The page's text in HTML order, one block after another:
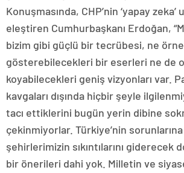
Konuşmasında, CHP’nin ‘yapay zeka’
eleştiren Cumhurbaşkanı Erdoğan,
bizim gibi güçlü bir tecrübesi, ne
gösterebilecekleri bir eserleri ne de
koyabilecekleri geniş vizyonları var.
kavgaları dışında hiçbir şeyle
tacı ettiklerini bugün yerin dibine
çekinmiyorlar. Türkiye’nin
şehirlerimizin sıkıntılarını giderecek
bir önerileri dahi yok. Milletin ve